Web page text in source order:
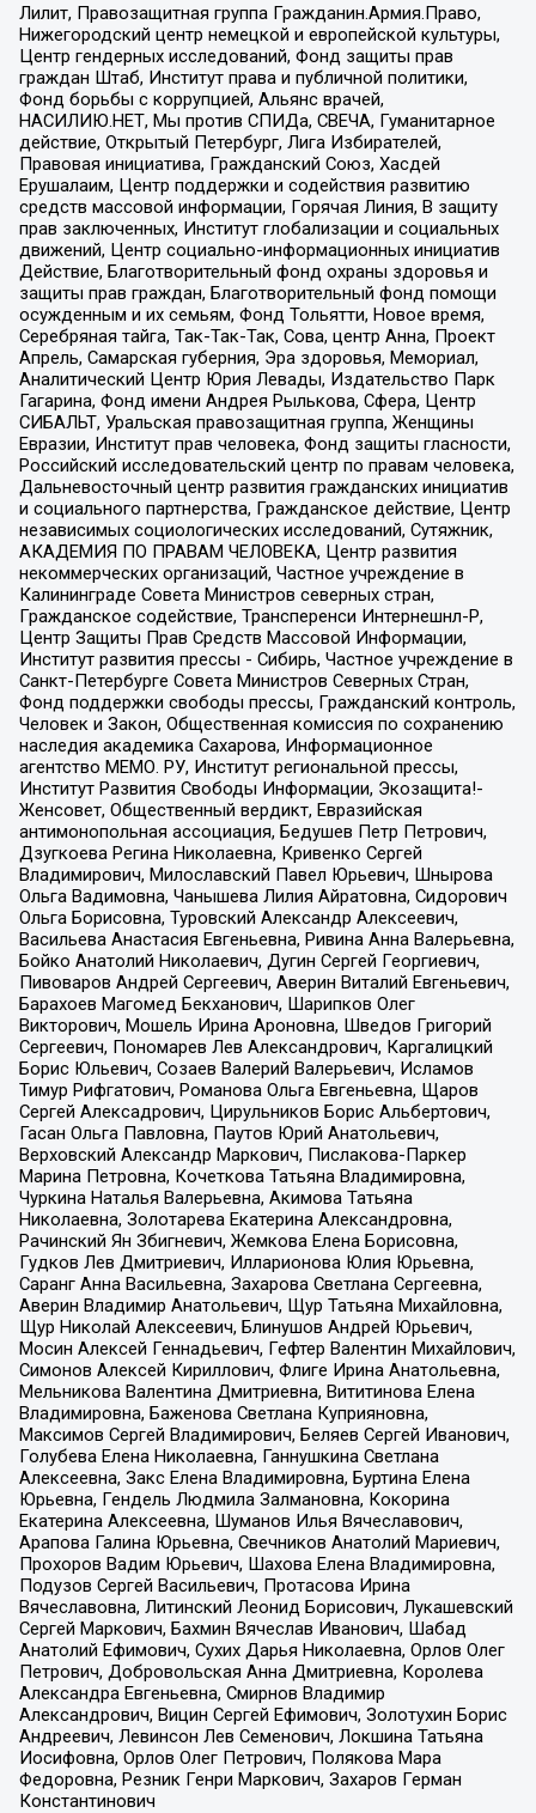
Лилит, Правозащитная группа Гражданин.Армия.Право,
Нижегородский центр немецкой и европейской культуры,
Центр гендерных исследований, Фонд защиты прав
граждан Штаб, Институт права и публичной политики,
Фонд борьбы с коррупцией, Альянс врачей,
НАСИЛИЮ.НЕТ, Мы против СПИДа, СВЕЧА, Гуманитарное
действие, Открытый Петербург, Лига Избирателей,
Правовая инициатива, Гражданский Союз, Хасдей
Ерушалаим, Центр поддержки и содействия развитию
средств массовой информации, Горячая Линия, В защиту
прав заключенных, Институт глобализации и социальных
движений, Центр социально-информационных инициатив
Действие, Благотворительный фонд охраны здоровья и
защиты прав граждан, Благотворительный фонд помощи
осужденным и их семьям, Фонд Тольятти, Новое время,
Серебряная тайга, Так-Так-Так, Сова, центр Анна, Проект
Апрель, Самарская губерния, Эра здоровья, Мемориал,
Аналитический Центр Юрия Левады, Издательство Парк
Гагарина, Фонд имени Андрея Рылькова, Сфера, Центр
СИБАЛЬТ, Уральская правозащитная группа, Женщины
Евразии, Институт прав человека, Фонд защиты гласности,
Российский исследовательский центр по правам человека,
Дальневосточный центр развития гражданских инициатив
и социального партнерства, Гражданское действие, Центр
независимых социологических исследований, Сутяжник,
АКАДЕМИЯ ПО ПРАВАМ ЧЕЛОВЕКА, Центр развития
некоммерческих организаций, Частное учреждение в
Калининграде Совета Министров северных стран,
Гражданское содействие, Трансперенси Интернешнл-Р,
Центр Защиты Прав Средств Массовой Информации,
Институт развития прессы - Сибирь, Частное учреждение в
Санкт-Петербурге Совета Министров Северных Стран,
Фонд поддержки свободы прессы, Гражданский контроль,
Человек и Закон, Общественная комиссия по сохранению
наследия академика Сахарова, Информационное
агентство МЕМО. РУ, Институт региональной прессы,
Институт Развития Свободы Информации, Экозащита!-
Женсовет, Общественный вердикт, Евразийская
антимонопольная ассоциация, Бедушев Петр Петрович,
Дзугкоева Регина Николаевна, Кривенко Сергей
Владимирович, Милославский Павел Юрьевич, Шнырова
Ольга Вадимовна, Чанышева Лилия Айратовна, Сидорович
Ольга Борисовна, Туровский Александр Алексеевич,
Васильева Анастасия Евгеньевна, Ривина Анна Валерьевна,
Бойко Анатолий Николаевич, Дугин Сергей Георгиевич,
Пивоваров Андрей Сергеевич, Аверин Виталий Евгеньевич,
Барахоев Магомед Бекханович, Шарипков Олег
Викторович, Мошель Ирина Ароновна, Шведов Григорий
Сергеевич, Пономарев Лев Александрович, Каргалицкий
Борис Юльевич, Созаев Валерий Валерьевич, Исламов
Тимур Рифгатович, Романова Ольга Евгеньевна, Щаров
Сергей Алексадрович, Цирульников Борис Альбертович,
Гасан Ольга Павловна, Паутов Юрий Анатольевич,
Верховский Александр Маркович, Пислакова-Паркер
Марина Петровна, Кочеткова Татьяна Владимировна,
Чуркина Наталья Валерьевна, Акимова Татьяна
Николаевна, Золотарева Екатерина Александровна,
Рачинский Ян Збигневич, Жемкова Елена Борисовна,
Гудков Лев Дмитриевич, Илларионова Юлия Юрьевна,
Саранг Анна Васильевна, Захарова Светлана Сергеевна,
Аверин Владимир Анатольевич, Щур Татьяна Михайловна,
Щур Николай Алексеевич, Блинушов Андрей Юрьевич,
Мосин Алексей Геннадьевич, Гефтер Валентин Михайлович,
Симонов Алексей Кириллович, Флиге Ирина Анатольевна,
Мельникова Валентина Дмитриевна, Вититинова Елена
Владимировна, Баженова Светлана Куприяновна,
Максимов Сергей Владимирович, Беляев Сергей Иванович,
Голубева Елена Николаевна, Ганнушкина Светлана
Алексеевна, Закс Елена Владимировна, Буртина Елена
Юрьевна, Гендель Людмила Залмановна, Кокорина
Екатерина Алексеевна, Шуманов Илья Вячеславович,
Арапова Галина Юрьевна, Свечников Анатолий Мариевич,
Прохоров Вадим Юрьевич, Шахова Елена Владимировна,
Подузов Сергей Васильевич, Протасова Ирина
Вячеславовна, Литинский Леонид Борисович, Лукашевский
Сергей Маркович, Бахмин Вячеслав Иванович, Шабад
Анатолий Ефимович, Сухих Дарья Николаевна, Орлов Олег
Петрович, Добровольская Анна Дмитриевна, Королева
Александра Евгеньевна, Смирнов Владимир
Александрович, Вицин Сергей Ефимович, Золотухин Борис
Андреевич, Левинсон Лев Семенович, Локшина Татьяна
Иосифовна, Орлов Олег Петрович, Полякова Мара
Федоровна, Резник Генри Маркович, Захаров Герман
Константинович